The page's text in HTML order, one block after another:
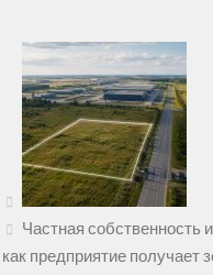
Частная собственность
как предприятие